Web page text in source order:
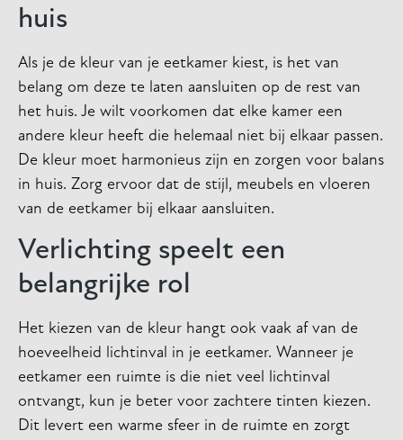
huis
Als je de kleur van je eetkamer kiest, is het van
belang om deze te laten aansluiten op de rest van
het huis. Je wilt voorkomen dat elke kamer een
andere kleur heeft die helemaal niet bij elkaar passen.
De kleur moet harmonieus zijn en zorgen voor balans
in huis. Zorg ervoor dat de stijl, meubels en vloeren
van de eetkamer bij elkaar aansluiten.
Verlichting speelt een
belangrijke rol
Het kiezen van de kleur hangt ook vaak af van de
hoeveelheid lichtinval in je eetkamer. Wanneer je
eetkamer een ruimte is die niet veel lichtinval
ontvangt, kun je beter voor zachtere tinten kiezen.
Dit levert een warme sfeer in de ruimte en zorgt